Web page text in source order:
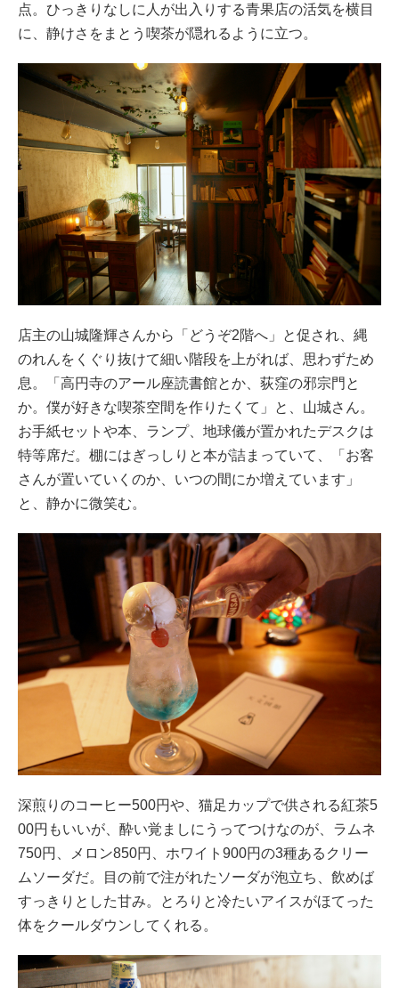
点。ひっきりなしに人が出入りする青果店の活気を横目
に、静けさをまとう喫茶が隠れるように立つ。
店主の山城隆輝さんから「どうぞ2階へ」と促され、縄
のれんをくぐり抜けて細い階段を上がれば、思わずため
息。「高円寺のアール座読書館とか、荻窪の邪宗門と
か。僕が好きな喫茶空間を作りたくて」と、山城さん。
お手紙セットや本、ランプ、地球儀が置かれたデスクは
特等席だ。棚にはぎっしりと本が詰まっていて、「お客
さんが置いていくのか、いつの間にか増えています」
と、静かに微笑む。
深煎りのコーヒー500円や、猫足カップで供される紅茶5
00円もいいが、酔い覚ましにうってつけなのが、ラムネ
750円、メロン850円、ホワイト900円の3種あるクリー
ムソーダだ。目の前で注がれたソーダが泡立ち、飲めば
すっきりとした甘み。とろりと冷たいアイスがほてった
体をクールダウンしてくれる。